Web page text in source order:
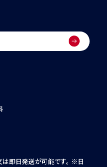
は即日発送が可能です。 ※日